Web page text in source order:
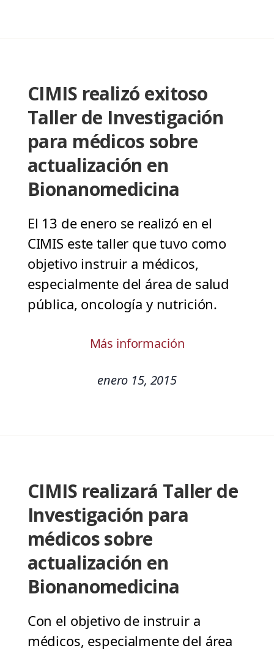
CIMIS realizó exitoso
Taller de Investigación
para médicos sobre
actualización en
Bionanomedicina
El 13 de enero se realizó en el
CIMIS este taller que tuvo como
objetivo instruir a médicos,
especialmente del área de salud
pública, oncología y nutrición.
Más información
enero 15, 2015
CIMIS realizará Taller de
Investigación para
médicos sobre
actualización en
Bionanomedicina
Con el objetivo de instruir a
médicos, especialmente del área